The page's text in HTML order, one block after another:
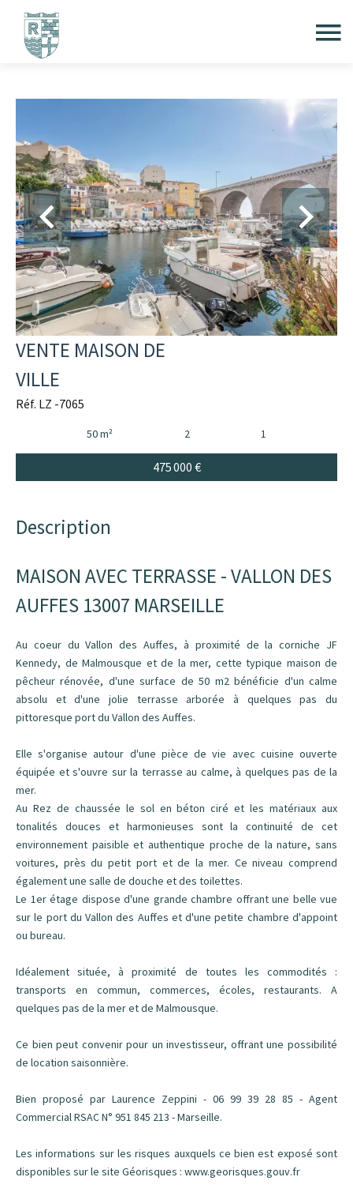
VENTE MAISON DE
VILLE
Réf. LZ -7065
50 m² 2 1
475 000 €
Description
MAISON AVEC TERRASSE - VALLON DES
AUFFES 13007 MARSEILLE
Au coeur du Vallon des Auffes, à proximité de la corniche JF
Kennedy, de Malmousque et de la mer, cette typique maison de
pêcheur rénovée, d'une surface de 50 m2 bénéficie d'un calme
absolu et d'une jolie terrasse arborée à quelques pas du
pittoresque port du Vallon des Auffes.
Elle s'organise autour d'une pièce de vie avec cuisine ouverte
équipée et s'ouvre sur la terrasse au calme, à quelques pas de la
mer.
Au Rez de chaussée le sol en béton ciré et les matériaux aux
tonalités douces et harmonieuses sont la continuité de cet
environnement paisible et authentique proche de la nature, sans
voitures, près du petit port et de la mer. Ce niveau comprend
également une salle de douche et des toilettes.
Le 1er étage dispose d'une grande chambre offrant une belle vue
sur le port du Vallon des Auffes et d'une petite chambre d'appoint
ou bureau.
Idéalement située, à proximité de toutes les commodités :
transports en commun, commerces, écoles, restaurants. A
quelques pas de la mer et de Malmousque.
Ce bien peut convenir pour un investisseur, offrant une possibilité
de location saisonnière.
Bien proposé par Laurence Zeppini - 06 99 39 28 85 - Agent
Commercial RSAC N° 951 845 213 - Marseille.
Les informations sur les risques auxquels ce bien est exposé sont
disponibles sur le site Géorisques : www.georisques.gouv.fr